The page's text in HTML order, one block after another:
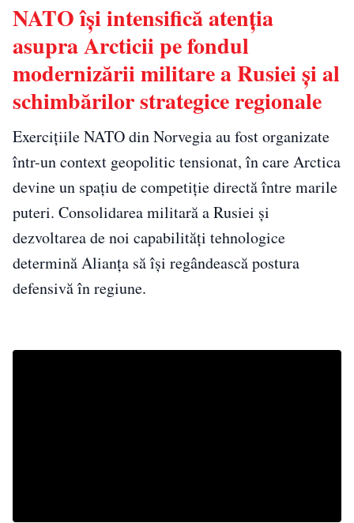
NATO își intensifică atenția
asupra Arcticii pe fondul
modernizării militare a Rusiei și al
schimbărilor strategice regionale
Exercițiile NATO din Norvegia au fost organizate
într-un context geopolitic tensionat, în care Arctica
devine un spațiu de competiție directă între marile
puteri. Consolidarea militară a Rusiei și
dezvoltarea de noi capabilități tehnologice
determină Alianța să își regândească postura
defensivă în regiune.